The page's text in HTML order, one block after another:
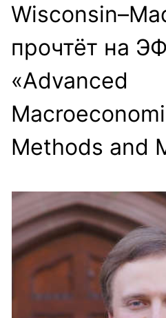
прочтёт на
«Advanced
Methods and